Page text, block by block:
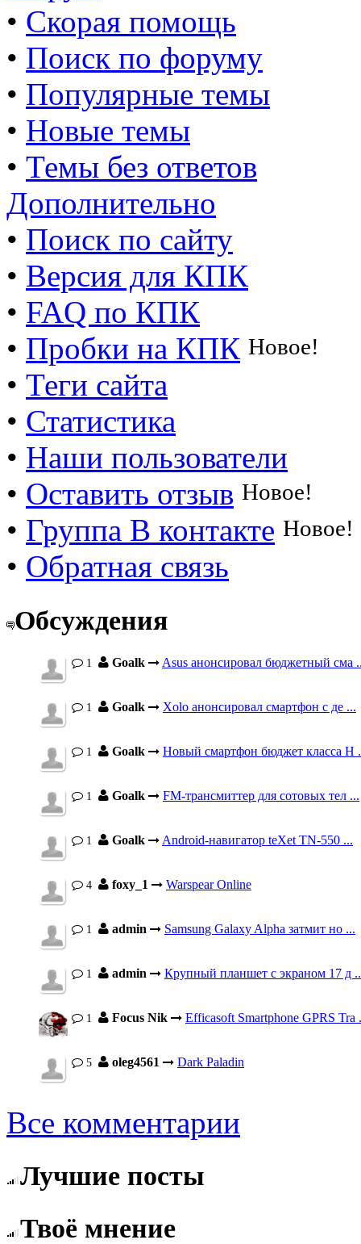
• Скорая помощь
• Поиск по форуму
• Популярные темы
• Новые темы
• Темы без ответов
Дополнительно
• Поиск по сайту
• Версия для КПК
• FAQ по КПК
• Пробки на КПК Новое!
• Теги сайта
• Статистика
• Наши пользователи
• Оставить отзыв Новое!
• Группа В контакте Новое!
• Обратная связь
Обсуждения
1 Goalk Asus анонсировал бюджетный сма
1 Goalk Xolo анонсировал смартфон с де ...
1 Goalk Новый смартфон бюджет класса H
1 Goalk FM-трансмиттер для сотовых тел ...
1 Goalk Android-навигатор teXet TN-550 ...
4 foxy_1 Warspear Online
1 admin Samsung Galaxy Alpha затмит но ...
1 admin Крупный планшет с экраном 17 д
1 Focus Nik Efficasoft Smartphone GPRS Tra
5 oleg4561 Dark Paladin
Все комментарии
Лучшие посты
Твоё мнение